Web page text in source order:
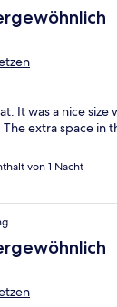
It was a nice size
extra space in
von 1 Nacht